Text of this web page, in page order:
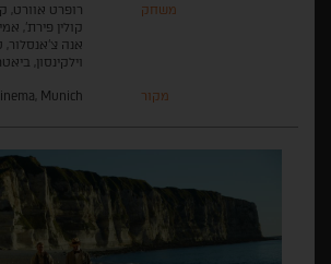
משחק
רופרט אוורט,
קולין פירת',
אנה צ'אנסלור,
וילקינסון,
מקור Munich